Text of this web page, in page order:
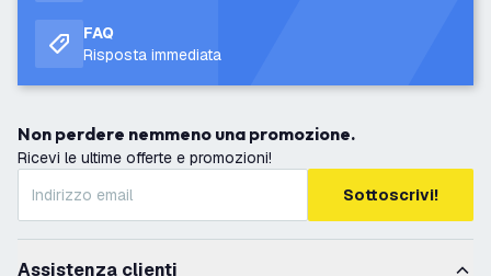
FAQ
Risposta immediata
Non perdere nemmeno una promozione.
Ricevi le ultime offerte e promozioni!
Sottoscrivi!
Assistenza clienti